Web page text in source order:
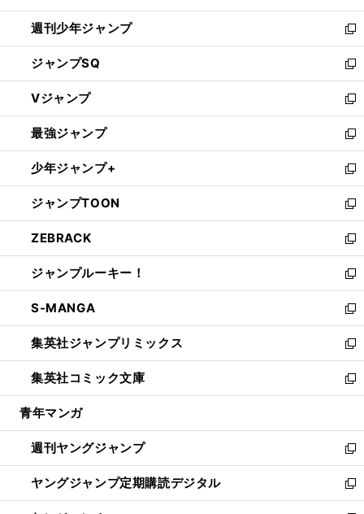
開
く
週刊少年ジャンプ
新
し
い
ウ
ィ
ン
ド
ウ
で
開
く
ジャンプSQ
新
し
い
ウ
ィ
ン
ド
ウ
で
開
く
Vジャンプ
新
し
い
ウ
ィ
ン
ド
ウ
で
開
く
最強ジャンプ
新
し
い
ウ
ィ
ン
ド
ウ
で
開
く
少年ジャンプ+
新
し
い
ウ
ィ
ン
ド
ウ
で
開
く
ジャンプTOON
新
し
い
ウ
ィ
ン
ド
ウ
で
開
く
ZEBRACK
新
し
い
ウ
ィ
ン
ド
ウ
で
開
ジャンプルーキー！
新
し
い
ウ
ィ
ン
ド
ウ
開
く
S-MANGA
新
し
い
ウ
ィ
ン
ウ
で
開
く
集英社ジャンプリミックス
新
し
い
ウ
ン
ド
ウ
で
開
集英社コミック文庫
新
し
ウ
ィ
ン
ド
ウ
青年マンガ
週刊ヤングジャンプ
新
し
い
ウ
ヤングジャンプ定期購読デジタル
新
し